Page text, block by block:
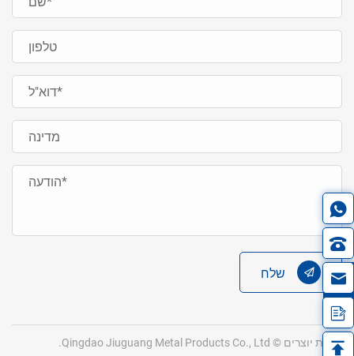
שלח
זכויות יוצרים © Qingdao Jiuguang Metal Products Co., Ltd.